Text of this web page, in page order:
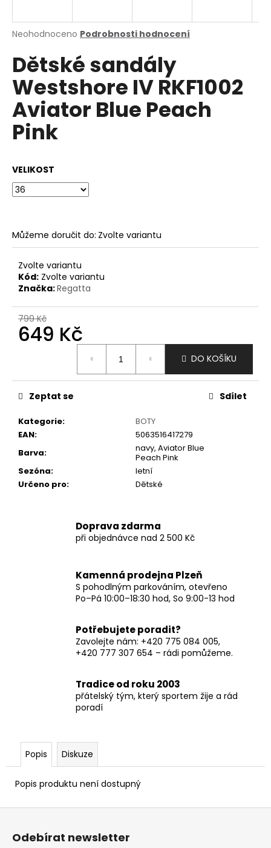
Průměrné
produktu
je
0,0
z
hvězdiček.
Neohodnoceno Podrobnosti hodnocení
Dětské sandály
Westshore IV RKF1002
Aviator Blue Peach
Pink
VELIKOST
Můžeme doručit do: Zvolte variantu
Zvolte variantu
Kód: Zvolte variantu
Značka:Regatta
799 Kč
649 Kč
DO KOŠÍKU
Kategorie:
BOTY
EAN:
5063516417279
Barva:
navy, Aviator Blue
Peach Pink
Sezóna:
letní
Určeno pro: Dětské
Zeptat se Sdílet
Doprava zdarma
při objednávce nad 2 500 Kč
Kamenná prodejna Plzeň
S pohodlným parkováním, otevřeno
Po–Pá 10:00–18:30 hod, So 9:00-13 hod
Potřebujete poradit?
Zavolejte nám: +420 775 084 005,
+420 777 307 654 – rádi pomůžeme.
Tradice od roku 2003
přátelský tým, který sportem žije a rád
poradí
Popis Diskuze
Popis produktu není dostupný
j
t
?
D
o
r
u
č
u
e
m
Z
Odebírat newsletter